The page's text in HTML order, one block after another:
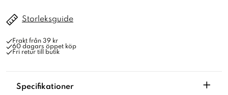
Storleksguide
Frakt från 39 kr
60 dagars öppet köp
Fri retur till butik
Specifikationer +